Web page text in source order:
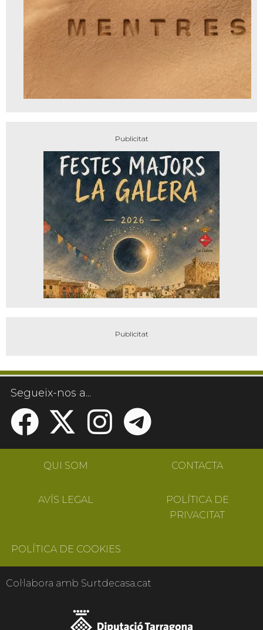
Segueix-nos a...
QUI SOM CONTACTA
AVÍS LEGAL
POLÍTICA DE
PRIVACITAT
POLÍTICA DE COOKIES
Col·labora amb Surtdecasa.cat